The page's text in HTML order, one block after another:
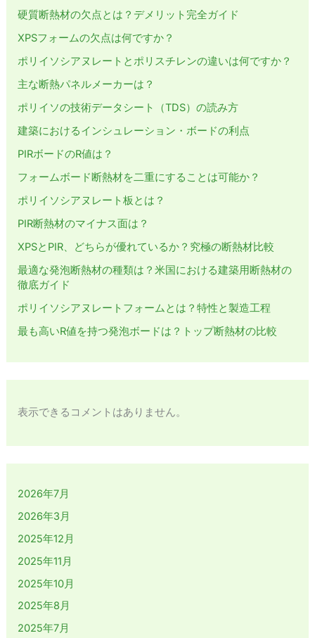
硬質断熱材の欠点とは？デメリット完全ガイド
XPSフォームの欠点は何ですか？
ポリイソシアヌレートとポリスチレンの違いは何ですか？
主な断熱パネルメーカーは？
ポリイソの技術データシート（TDS）の読み方
建築におけるインシュレーション・ボードの利点
PIRボードのR値は？
フォームボード断熱材を二重にすることは可能か？
ポリイソシアヌレート板とは？
PIR断熱材のマイナス面は？
XPSとPIR、どちらが優れているか？究極の断熱材比較
最適な発泡断熱材の種類は？米国における建築用断熱材の
徹底ガイド
ポリイソシアヌレートフォームとは？特性と製造工程
最も高いR値を持つ発泡ボードは？トップ断熱材の比較
表示できるコメントはありません。
2026年7月
2026年3月
2025年12月
2025年11月
2025年10月
2025年8月
2025年7月